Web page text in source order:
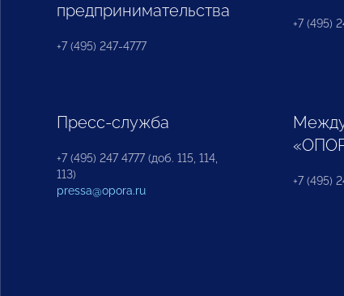
предпринимательства
+7 (495) 247-4777
+7 (495)
Пресс-служба
+7 (495) 247 4777 (доб. 115, 114,
113)
pressa@opora.ru
+7 (495)